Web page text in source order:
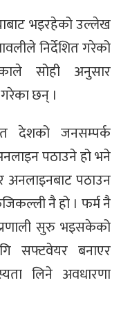
भइरहेको उल्लेख
निर्देशित गरेको
सोही अनुसार
छन् ।
देशको जनसम्पर्क
पठाउने हो भने
पठाउन
नै हो । फर्म नै
सुरु भइसकेको
सफ्टवेयर बनाएर
लिने अवधारणा